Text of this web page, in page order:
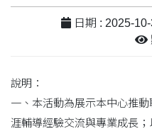
日期 : 2025-
說明：
一、本活動為展示本中心推
涯輔導經驗交流與專業成長